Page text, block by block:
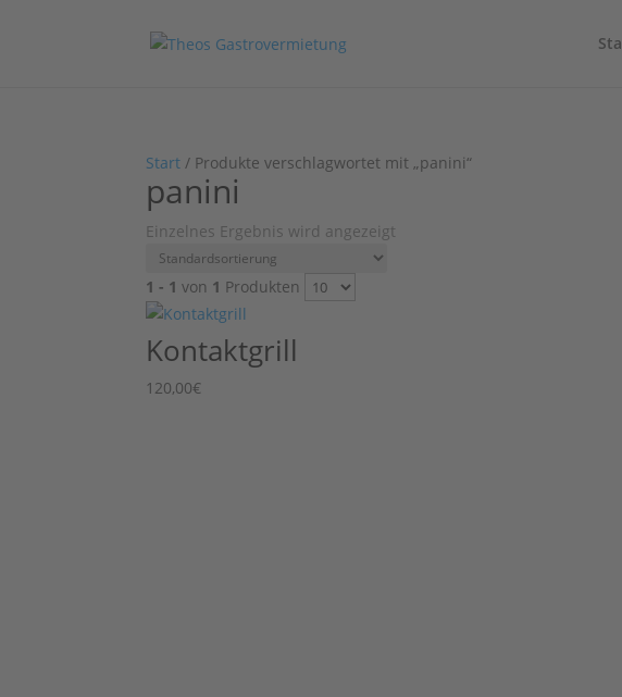
Start / Produkte verschlagwortet mit „panini“
panini
Einzelnes Ergebnis wird angezeigt
1 - 1 von 1 Produkten
Kontaktgrill
120,00€